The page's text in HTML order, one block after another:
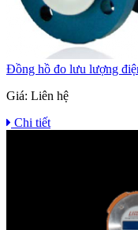
Đồng hồ đo lưu lượng
Giá: Liên hệ
Chi tiết